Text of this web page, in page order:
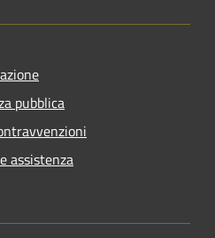
pubblica
assistenza